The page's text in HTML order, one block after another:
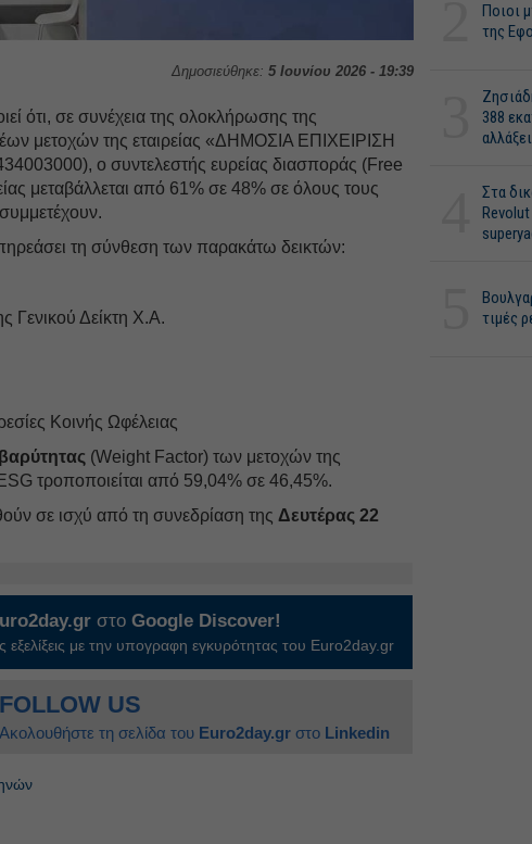
Δημοσιεύθηκε: 5 Ιουνίου 2026 - 19:39
ότι, σε συνέχεια της ολοκλήρωσης της
μετοχών της εταιρείας «ΔΗΜΟΣΙΑ ΕΠΙΧΕΙΡΙΣΗ
o συντελεστής ευρείας διασποράς (Free
μεταβάλλεται από 61% σε 48% σε όλους τους
τη σύνθεση των παρακάτω δεικτών:
Γενικού Δείκτη Χ.Α.
Κοινής Ωφέλειας
(Weight Factor) των μετοχών της
τροποποιείται από 59,04% σε 46,45%.
σε ισχύ από τη συνεδρίαση τηςΔευτέρας 22
στοGoogle Discover!
εξελίξεις με την υπογραφη εγκυρότητας του Euro2day.gr
FOLLOW US
Ακολουθήστε τη σελίδα του Euro2day.gr στο Linkedin
Ποιοι
της
388
Στα
τιμές